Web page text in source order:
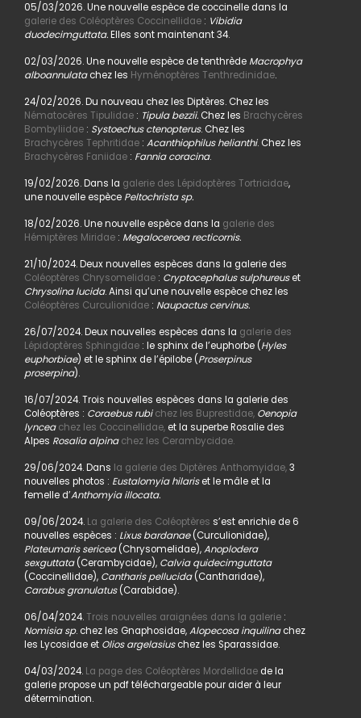
05/03/2026. Une nouvelle espèce de coccinelle dans la
galerie des Coléoptères Coccinellidae: Vibidia
duodecimguttata.Elles sont maintenant 34.
02/03/2026. Une nouvelle espèce de tenthrède Macrophya
alboannulatachez les Hyménoptères Tenthredinidae.
24/02/2026. Du nouveau chez les Diptères. Chez les
Nématocères Tipulidae: Tipula bezzii. Chez les Brachycères
Bombyliidae: Systoechus ctenopterus. Chez les
Brachycères Tephritidae: Acanthiophilus helianthi. Chez les
Brachycères Faniidae: Fannia coracina.
19/02/2026. Dans la galerie des Lépidoptères Tortricidae,
une nouvelle espèce Peltochrista sp.
18/02/2026. Une nouvelle espèce dans la galerie des
Hémiptères Miridae: Megaloceroea recticornis.
21/10/2024. Deux nouvelles espèces dans la galerie des
Coléoptères Chrysomelidae: Cryptocephalus sulphureuset
Chrysolina lucida. Ainsi qu’une nouvelle espèce chez les
Coléoptères Curculionidae : Naupactus cervinus.
26/07/2024. Deux nouvelles espèces dans la galerie des
Lépidoptères Sphingidae: le sphinx de l’euphorbe (Hyles
euphorbiae) et le sphinx de l’épilobe (Proserpinus
proserpina).
16/07/2024. Trois nouvelles espèces dans la galerie des
Coléoptères : Coraebus rubi chez les Buprestidae, Oenopia
lyncea chez les Coccinellidae,et la superbe Rosalie des
Alpes Rosalia alpina chez les Cerambycidae.
29/06/2024. Dans la galerie des Diptères Anthomyidae,3
nouvelles photos : Eustalomyia hilariset le mâle et la
femelle d’Anthomyia illocata.
09/06/2024.La galerie des Coléoptères s’est enrichie de 6
nouvelles espèces : Lixus bardanae(Curculionidae),
Plateumaris sericea(Chrysomelidae),Anoplodera
sexguttata(Cerambycidae), Calvia quidecimguttata
(Coccinellidae), Cantharis pellucida(Cantharidae),
Carabus granulatus(Carabidae).
06/04/2024.Trois nouvelles araignées dans la galerie:
Nomisia sp. chez les Gnaphosidae,Alopecosa inquilinachez
les Lycosidae et Olios argelasiuschez les Sparassidae.
04/03/2024. La page des Coléoptères Mordellidaede la
galerie propose un pdf téléchargeable pour aider à leur
détermination.